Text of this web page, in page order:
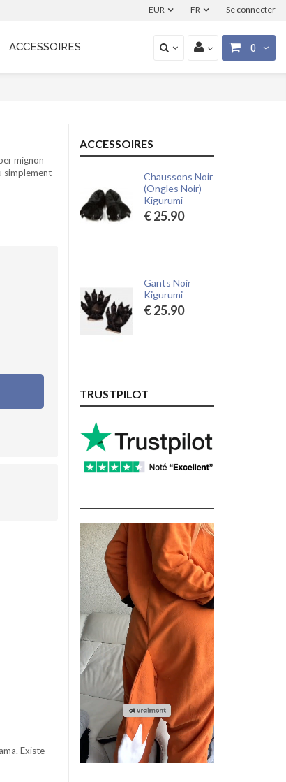
Se connecter
FR
EUR
0
ACCESSOIRES
mignon
simplement
Existe
ACCESSOIRES
Chaussons Noir
(Ongles Noir)
Kigurumi
€ 25.90
Gants Noir
Kigurumi
€ 25.90
TRUSTPILOT